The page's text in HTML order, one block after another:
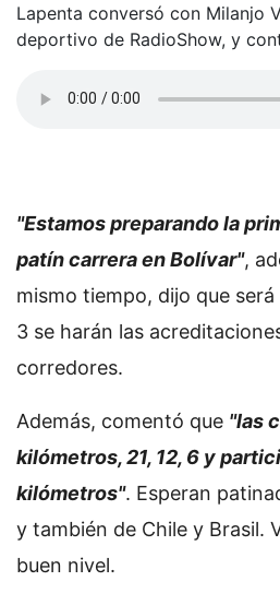
Lapenta conversó con Milanjo
deportivo de RadioShow, y
"Estamos preparando la
patín carrera en Bolívar",
mismo tiempo, dijo que
3 se harán las
corredores.
Además, comentó que "las
kilómetros, 21, 12, 6 y
kilómetros". Esperan
y también de Chile y Brasil.
buen nivel.